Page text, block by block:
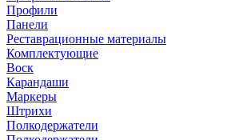
Профили
Панели
Реставрационные материалы
Комплектующие
Воск
Карандаши
Маркеры
Штрихи
Полкодержатели